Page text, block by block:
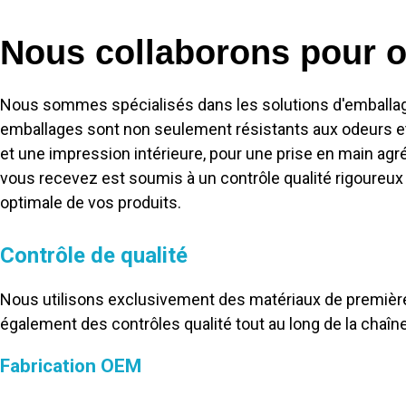
Nous collaborons pour
Nous sommes spécialisés dans les solutions
emballages sont non seulement résistants aux odeurs
et une impression intérieure, pour une prise en main
vous recevez est soumis à un contrôle qualité
optimale de vos produits.
Contrôle de qualité
Nous utilisons exclusivement des matériaux de
également des contrôles qualité tout au long de la
Fabrication OEM